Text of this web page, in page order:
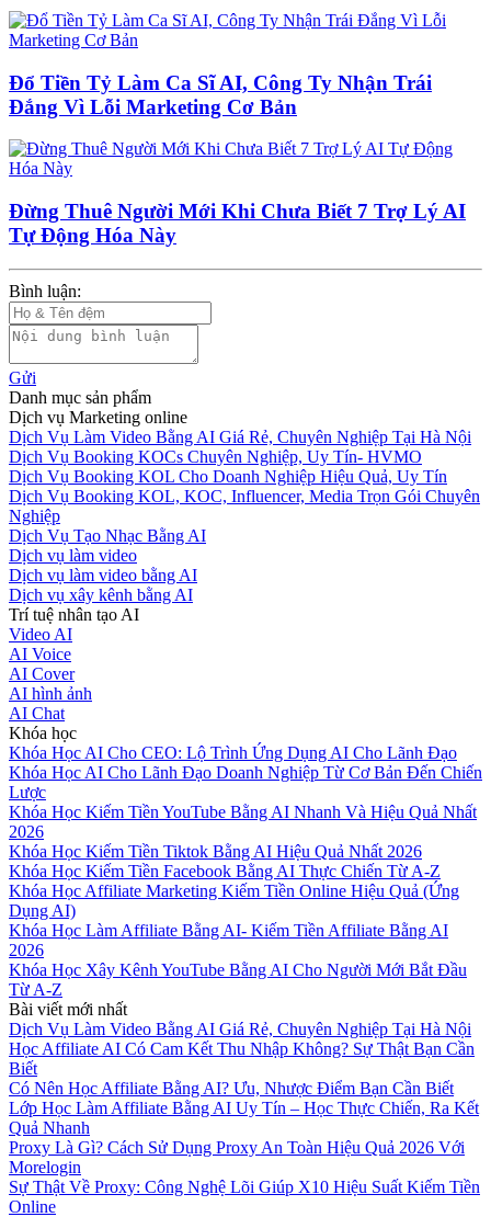
Đổ Tiền Tỷ Làm Ca Sĩ AI, Công Ty Nhận Trái
Đắng Vì Lỗi Marketing Cơ Bản
Đừng Thuê Người Mới Khi Chưa Biết 7 Trợ Lý AI
Tự Động Hóa Này
Bình luận:
Gửi
Danh mục sản phẩm
Dịch vụ Marketing online
Dịch Vụ Làm Video Bằng AI Giá Rẻ, Chuyên Nghiệp Tại Hà Nội
Dịch Vụ Booking KOCs Chuyên Nghiệp, Uy Tín- HVMO
Dịch Vụ Booking KOL Cho Doanh Nghiệp Hiệu Quả, Uy Tín
Dịch Vụ Booking KOL, KOC, Influencer, Media Trọn Gói Chuyên
Nghiệp
Dịch Vụ Tạo Nhạc Bằng AI
Dịch vụ làm video
Dịch vụ làm video bằng AI
Dịch vụ xây kênh bằng AI
Trí tuệ nhân tạo AI
Video AI
AI Voice
AI Cover
AI hình ảnh
AI Chat
Khóa học
Khóa Học AI Cho CEO: Lộ Trình Ứng Dụng AI Cho Lãnh Đạo
Khóa Học AI Cho Lãnh Đạo Doanh Nghiệp Từ Cơ Bản Đến Chiến
Lược
Khóa Học Kiếm Tiền YouTube Bằng AI Nhanh Và Hiệu Quả Nhất
2026
Khóa Học Kiếm Tiền Tiktok Bằng AI Hiệu Quả Nhất 2026
Khóa Học Kiếm Tiền Facebook Bằng AI Thực Chiến Từ A-Z
Khóa Học Affiliate Marketing Kiếm Tiền Online Hiệu Quả (Ứng
Dụng AI)
Khóa Học Làm Affiliate Bằng AI- Kiếm Tiền Affiliate Bằng AI
2026
Khóa Học Xây Kênh YouTube Bằng AI Cho Người Mới Bắt Đầu
Từ A-Z
Bài viết mới nhất
Dịch Vụ Làm Video Bằng AI Giá Rẻ, Chuyên Nghiệp Tại Hà Nội
Học Affiliate AI Có Cam Kết Thu Nhập Không? Sự Thật Bạn Cần
Biết
Có Nên Học Affiliate Bằng AI? Ưu, Nhược Điểm Bạn Cần Biết
Lớp Học Làm Affiliate Bằng AI Uy Tín – Học Thực Chiến, Ra Kết
Quả Nhanh
Proxy Là Gì? Cách Sử Dụng Proxy An Toàn Hiệu Quả 2026 Với
Morelogin
Sự Thật Về Proxy: Công Nghệ Lõi Giúp X10 Hiệu Suất Kiếm Tiền
Online